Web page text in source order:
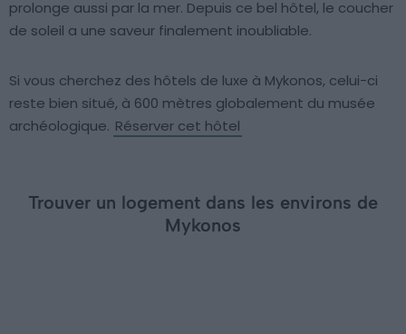
prolonge aussi par la mer. Depuis ce bel hôtel, le coucher
de soleil a une saveur finalement inoubliable.
Si vous cherchez des hôtels de luxe à Mykonos, celui-ci
reste bien situé, à 600 mètres globalement du musée
archéologique. Réserver cet hôtel
Trouver un logement dans les environs de
Mykonos